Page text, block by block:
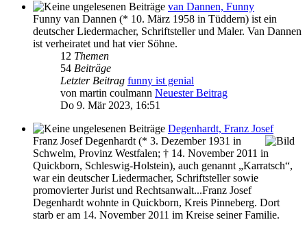
van Dannen, Funny
Funny van Dannen (* 10. März 1958 in Tüddern) ist ein
deutscher Liedermacher, Schriftsteller und Maler. Van Dannen
ist verheiratet und hat vier Söhne.
12 Themen
54 Beiträge
Letzter Beitrag funny ist genial
von martin coulmann Neuester Beitrag
Do 9. Mär 2023, 16:51
Degenhardt, Franz Josef
Franz Josef Degenhardt (* 3. Dezember 1931 in
Schwelm, Provinz Westfalen; † 14. November 2011 in
Quickborn, Schleswig-Holstein), auch genannt „Karratsch“,
war ein deutscher Liedermacher, Schriftsteller sowie
promovierter Jurist und Rechtsanwalt...Franz Josef
Degenhardt wohnte in Quickborn, Kreis Pinneberg. Dort
starb er am 14. November 2011 im Kreise seiner Familie.